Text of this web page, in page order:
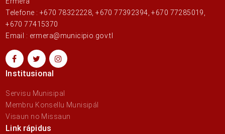
Telefone : +670 78322228, +670 77392394, +670 77285019,
+670 77415370
Email : ermera@municipio.gov.tl
Institusional
Servisu Munisipal
Membru Konsellu Munisipál
Visaun no Missaun
Link rápidus